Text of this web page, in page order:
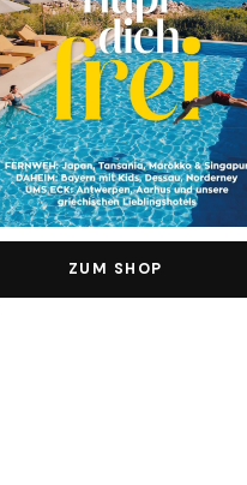
ZUM SHOP